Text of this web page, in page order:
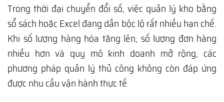
Trong thời đại chuyển đổi số, việc quản lý kho bằng
sổ sách hoặc Excel đang dần bộc lộ rất nhiều hạn chế.
Khi số lượng hàng hóa tăng lên, số lượng đơn hàng
nhiều hơn và quy mô kinh doanh mở rộng, các
phương pháp quản lý thủ công không còn đáp ứng
được nhu cầu vận hành thực tế.